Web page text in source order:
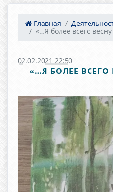
Главная
«…Я более всего весну
02.02.2021 22:50
«…Я БОЛЕЕ